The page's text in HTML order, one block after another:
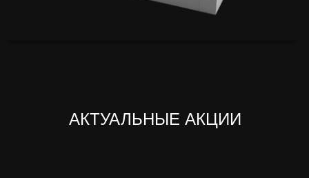
АКТУАЛЬНЫЕ АКЦИИ